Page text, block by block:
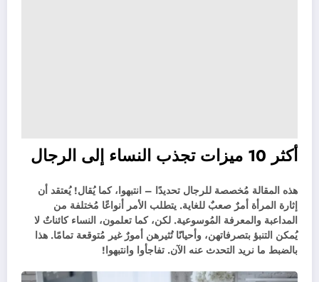
أكثر 10 ميزات تجذب النساء إلى الرجال
هذه المقالة مُخصصة للرجال تحديدًا – انتبهوا، كما يُقال! يُعتقد أن
إثارة المرأة أمرٌ صعبٌ للغاية. يتطلب الأمر أنواعًا مُختلفة من
المداعبة والمعرفة المُوسوعية. لكن، كما تعلمون، النساء كائناتٌ لا
يُمكن التنبؤ بتصرفاتهن، وأحيانًا تُثيرهن أمورٌ غير مُتوقعة تمامًا. هذا
بالضبط ما نريد التحدث عنه الآن. تفاجأوا وانتبهوا!